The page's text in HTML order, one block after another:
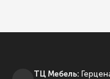
ТЦ Мебель: